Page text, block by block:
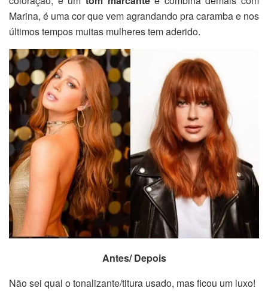
Marina, é uma cor que vem agrandando pra caramba e nos
últimos tempos muitas mulheres tem aderido.
Antes/ Depois
Não sei qual o tonalizante/titura usado, mas ficou um luxo!